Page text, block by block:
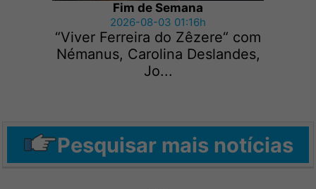
Fim de Semana
2026-08-03 01:16h
“Viver Ferreira do Zêzere“ com
Némanus, Carolina Deslandes,
Jo...
Pesquisar mais notícias